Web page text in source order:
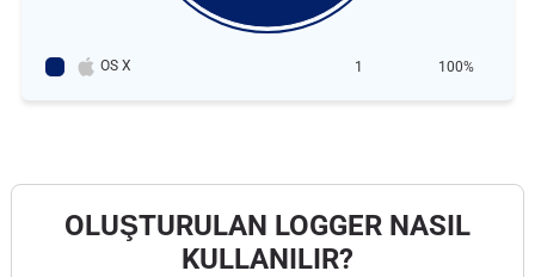
OS X 1 100%
OLUŞTURULAN LOGGER NASIL
KULLANILIR?